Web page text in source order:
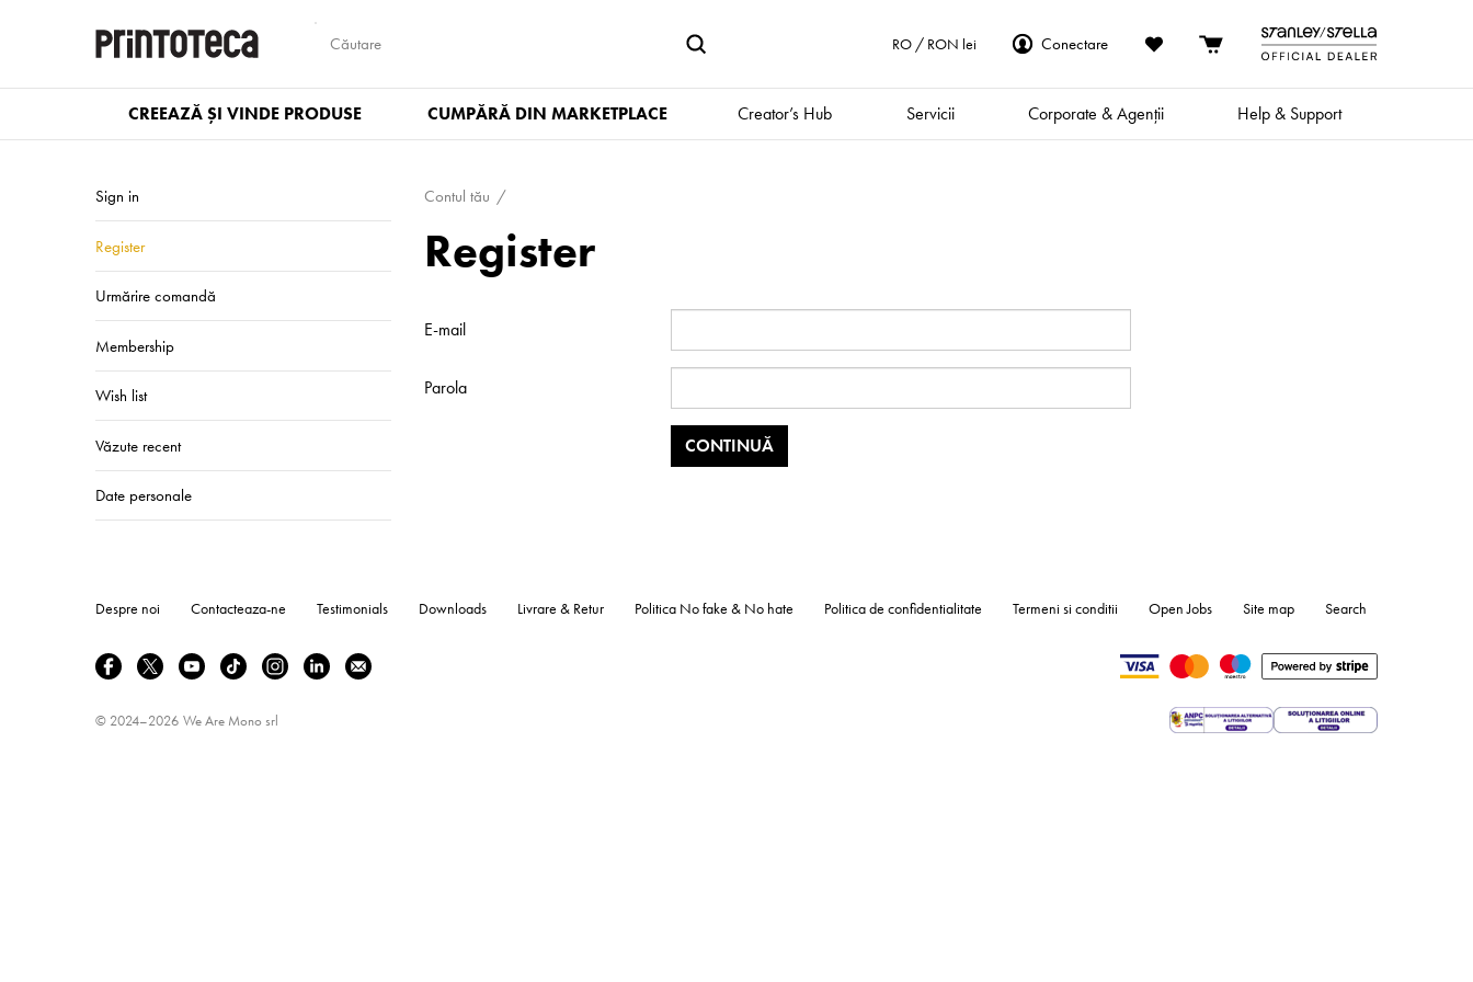
RO / RON lei Conectare
CREEAZĂ ȘI VINDE PRODUSE CUMPĂRĂ DIN MARKETPLACE Creator’s Hub Servicii Corporate & Agenții Help & Support
Sign in
Register
Urmărire comandă
Membership
Wish list
Văzute recent
Date personale
Contul tău
Register
E-mail
Parola
Despre noi Contacteaza-ne Testimonials Downloads Livrare & Retur Politica No fake & No hate Politica de confidentialitate Termeni si conditii Open Jobs Site map Search
© 2024–2026 We Are Mono srl